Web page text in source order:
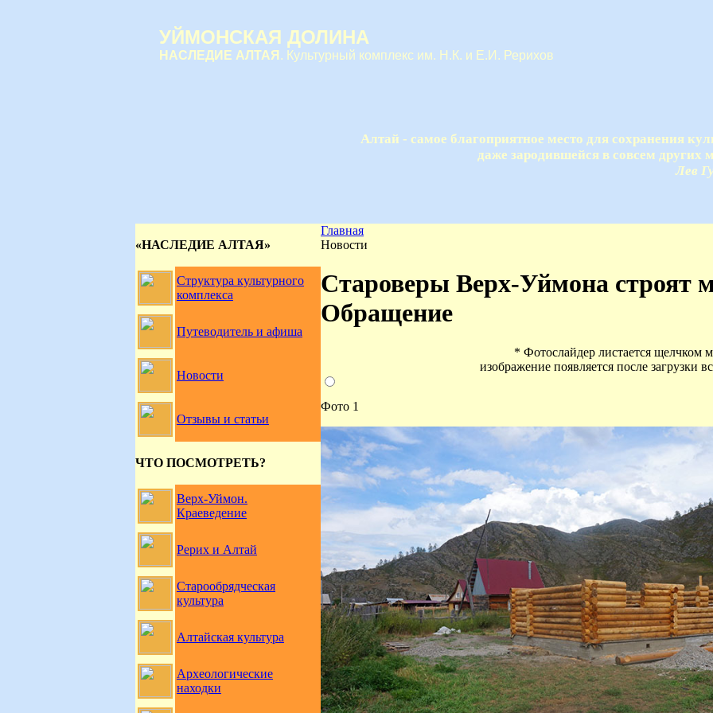
УЙМОНСКАЯ ДОЛИНА
НАСЛЕДИЕ АЛТАЯ . Культурный комплекс им. Н.К. и Е.И. Рерихов
Алтай - самое благоприятное место для сохранения
даже зародившейся в совсем других
Лев
«НАСЛЕДИЕ АЛТАЯ»
Структура культурного
комплекса
Путеводитель и афиша
Новости
Отзывы и статьи
ЧТО ПОСМОТРЕТЬ?
Верх-Уймон.
Краеведение
Рерих и Алтай
Старообрядческая
культура
Алтайская культура
Археологические
находки
Главная
Новости
Староверы Верх-Уймона строят
Обращение
* Фотослайдер листается щелчком
изображение появляется после загрузки
Фото 1